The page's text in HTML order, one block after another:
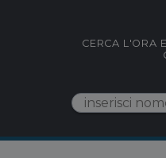
CERCA L'ORA